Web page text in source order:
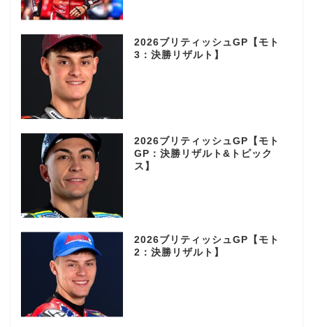
2026ブリティッシュGP【モト
3：決勝リザルト】
2026ブリティッシュGP【モト
GP：決勝リザルト&トピック
ス】
2026ブリティッシュGP【モト
2：決勝リザルト】